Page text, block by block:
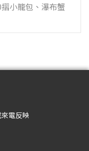
小籠包、瀑布蟹
電反映